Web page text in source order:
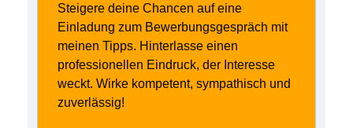
Steigere deine Chancen auf eine
Einladung zum Bewerbungsgespräch mit
meinen Tipps. Hinterlasse einen
professionellen Eindruck, der Interesse
weckt. Wirke kompetent, sympathisch und
zuverlässig!